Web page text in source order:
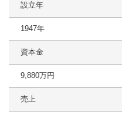
設立年
1947年
資本金
9,880万円
売上